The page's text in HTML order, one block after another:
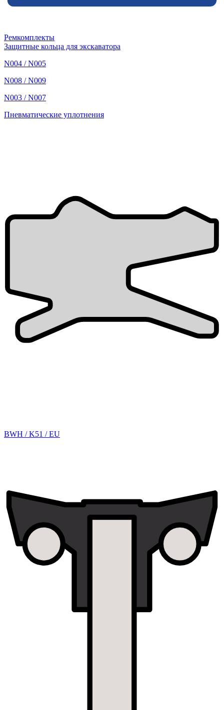
Ремкомплекты
Защитные кольца для экскаватора
N004 / N005
N008 / N009
N003 / N007
Пневматические уплотнения
BWH / K51 / EU